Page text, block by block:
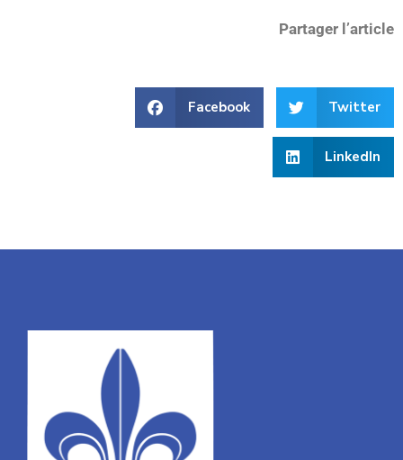
Partager l’article
Facebook Twitter
LinkedIn